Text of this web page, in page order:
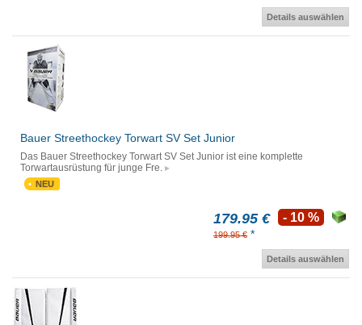
Details auswählen
Bauer Streethockey Torwart SV Set Junior
Das Bauer Streethockey Torwart SV Set Junior ist eine komplette
Torwartausrüstung für junge Fre.
NEU
179.95 €
199.95 € *
- 10 %
Details auswählen